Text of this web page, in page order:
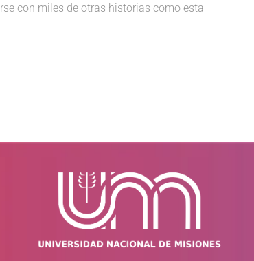
con miles de otras historias como esta